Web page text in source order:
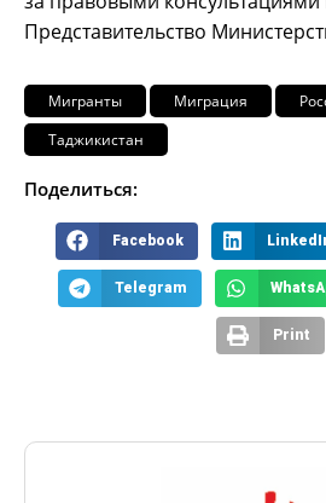
Представительство
Мигранты Миграция
Таджикистан
Поделиться:
Facebook
Telegram
Print